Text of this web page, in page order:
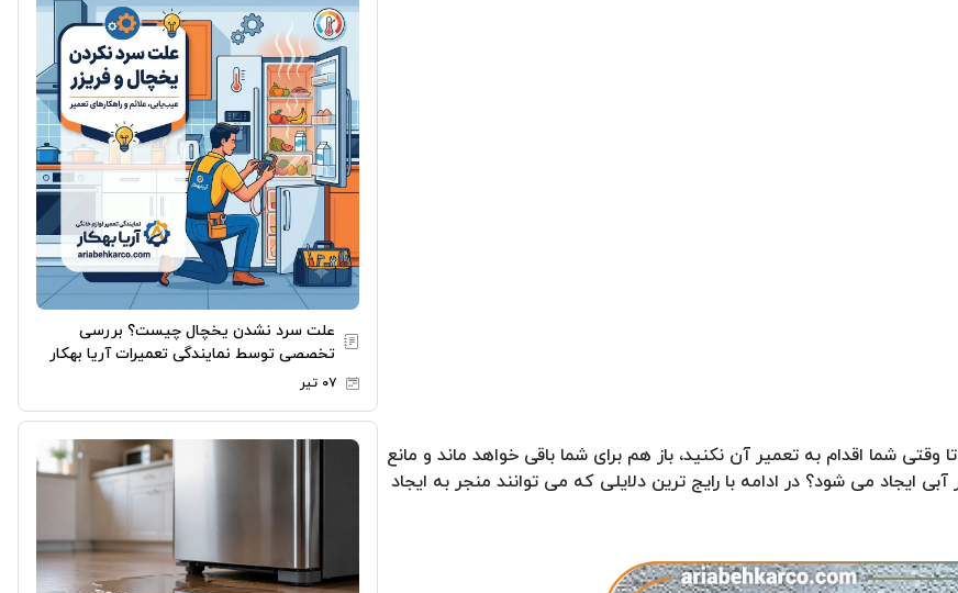
شما اقدام به تعمیر آن نکنید، باز هم برای شما باقی خواهد ماند و مانع
ایجاد می شود؟ در ادامه با رایج ترین دلایلی که می توانند منجر به ایجاد
علت سرد نشدن یخچال چیست؟ بررسی
تخصصی توسط نمایندگی تعمیرات آریا بهکار
۰۷ تیر